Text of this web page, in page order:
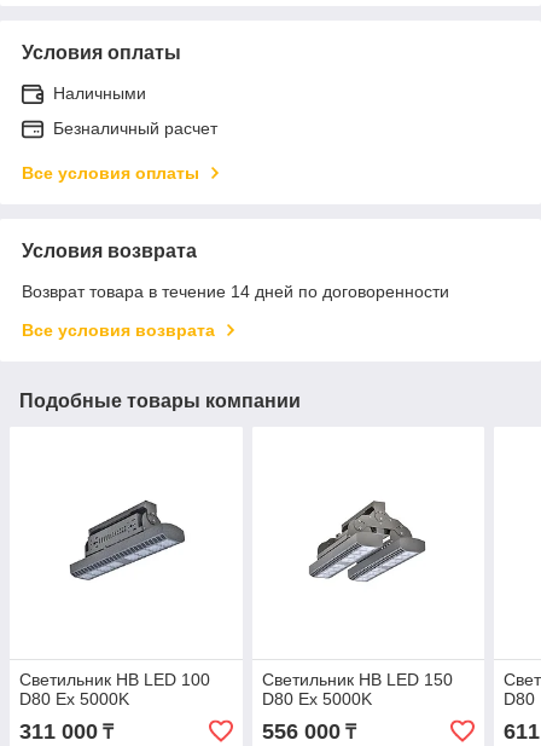
Условия оплаты
Наличными
Безналичный расчет
Все условия оплаты
Условия возврата
Возврат товара в течение 14 дней по договоренности
Все условия возврата
Подобные товары компании
Светильник HB LED 100
D80 Ex 5000K
311 000 ₸
Светильник HB LED 150
D80 Ex 5000K
556 000₸
D80